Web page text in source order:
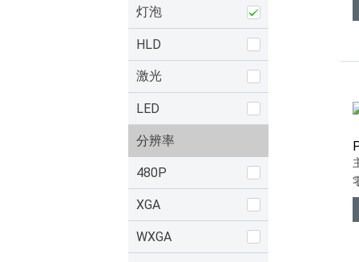
灯泡
HLD
激光
LED
分辨率
480P
XGA
WXGA